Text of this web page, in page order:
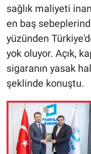
sağlık maliyeti
en baş
yüzünden
yok oluyor. Açık,
sigaranın yasak
şeklinde konuştu.